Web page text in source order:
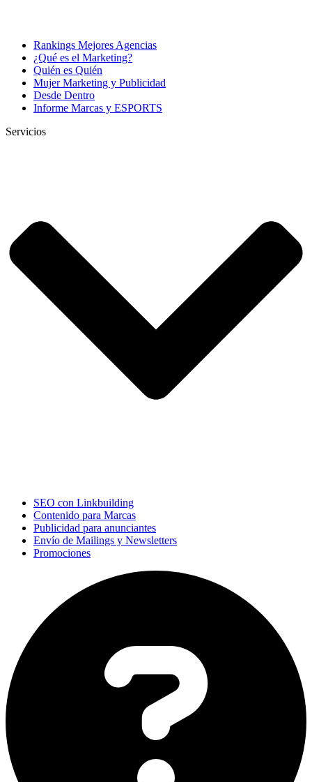
Rankings Mejores Agencias
¿Qué es el Marketing?
Quién es Quién
Mujer Marketing y Publicidad
Desde Dentro
Informe Marcas y ESPORTS
Servicios
SEO con Linkbuilding
Contenido para Marcas
Publicidad para anunciantes
Envío de Mailings y Newsletters
Promociones